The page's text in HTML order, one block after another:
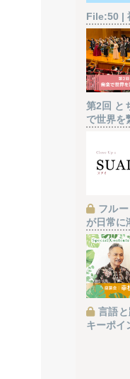
File:50 |
第2回 と
で世界を
フル
が日常に
言語
キーポイ